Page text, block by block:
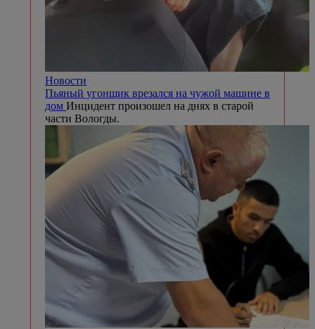
Новости
Пьяный угонщик врезался на чужой машине в
дом Инцидент произошел на днях в старой
части Вологды.